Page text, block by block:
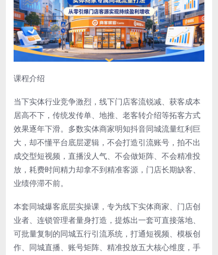
课程介绍
当下实体行业竞争激烈，线下门店客流锐减、获客成本
居高不下，传统发传单、地推、老客转介绍等拓客方式
效果逐年下滑。多数实体商家明知抖音同城流量红利巨
大，却不懂平台底层逻辑，不会打造引流账号，拍不出
成交型短视频，直播没人气、不会做矩阵、不会精准投
放，耗费时间精力却拿不到精准客源，门店长期缺客、
业绩停滞不前。
本套同城爆客底层实操课 ，专为线下实体商家、门店创
业者、连锁管理者量身打造，提炼出一套可直接落地、
可批量复制的同城五行引流系统，打通短视频、模板创
作、同城直播、账号矩阵、精准投放五大核心维度，手